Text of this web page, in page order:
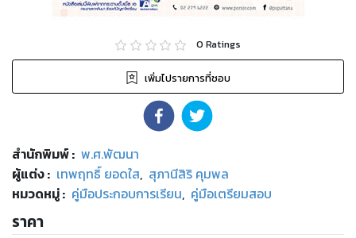
0 Ratings
เพิ่มไปรายการที่ชอบ
สำนักพิมพ์: พ.ศ.พัฒนา
ผู้แต่ง : เทพฤทธิ์ ยอดใส, สุภานีสิริ คุมพล
หมวดหมู่: คู่มือประกอบการเรียน, คู่มือเตรียมสอบ
ราคา